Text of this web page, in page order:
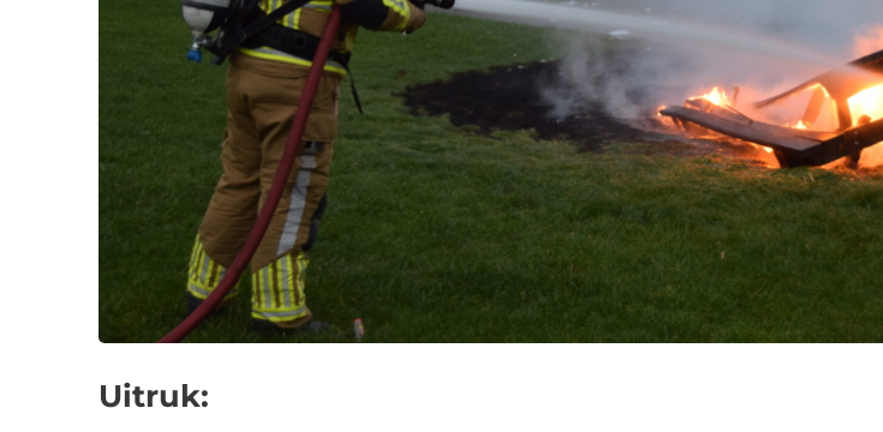
Uitruk: